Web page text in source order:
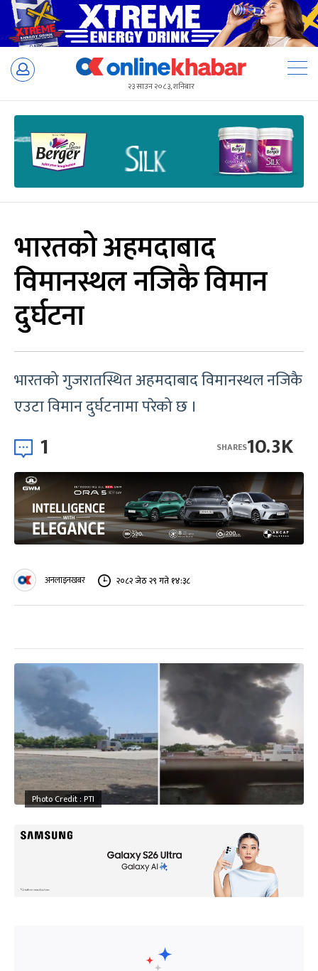
Skip
२३ साउन २०८३, शनिबार
भारतको अहमदाबाद
विमानस्थल नजिकै विमान
दुर्घटना
भारतको गुजरातस्थित अहमदाबाद विमानस्थल नजिकै
एउटा विमान दुर्घटनामा परेको छ ।
1 10.3K
SHARES
अनलाइनखबर २०८२ जेठ २९ गते १४:३८
Photo Credit : PTI